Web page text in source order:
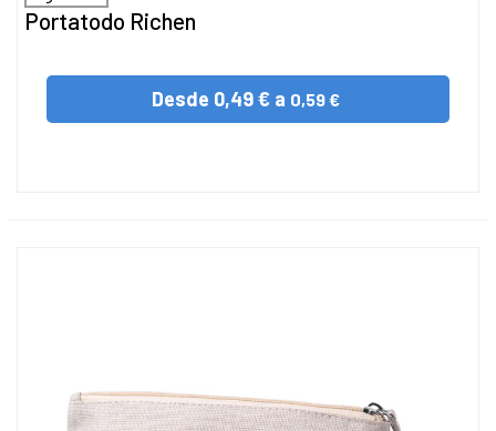
Portatodo Richen
Desde 0,49 € a 0,59 €